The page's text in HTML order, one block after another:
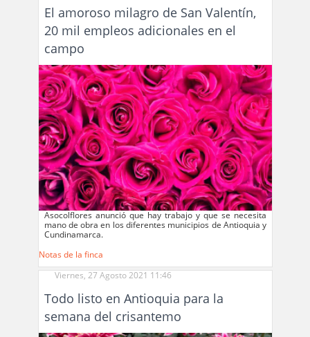
El amoroso milagro de San Valentín,
20 mil empleos adicionales en el
campo
Asocolflores anunció que hay trabajo y que se necesita
mano de obra en los diferentes municipios de Antioquia y
Cundinamarca.
Notas de la finca
Viernes, 27 Agosto 2021 11:46
Todo listo en Antioquia para la
semana del crisantemo